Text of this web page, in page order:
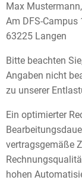
Max
Am DFS-Campus
63225 Langen
Bitte beachten
Angaben nicht
zu unserer
Ein optimierter
vertragsgemäße
hohen